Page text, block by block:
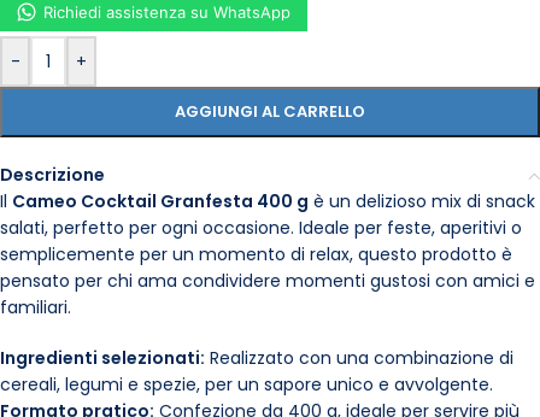
- +
AGGIUNGI AL CARRELLO
Richiedi assistenza su WhatsApp
Descrizione
Il Cameo Cocktail Granfesta 400 g è un delizioso mix di snack
salati, perfetto per ogni occasione. Ideale per feste, aperitivi o
semplicemente per un momento di relax, questo prodotto è
pensato per chi ama condividere momenti gustosi con amici e
familiari.
Ingredienti selezionati: Realizzato con una combinazione di
cereali, legumi e spezie, per un sapore unico e avvolgente.
Formato pratico: Confezione da 400 g, ideale per servire più